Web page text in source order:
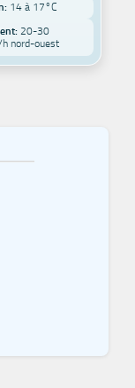
14 à 17°C
20-30
nord-ouest